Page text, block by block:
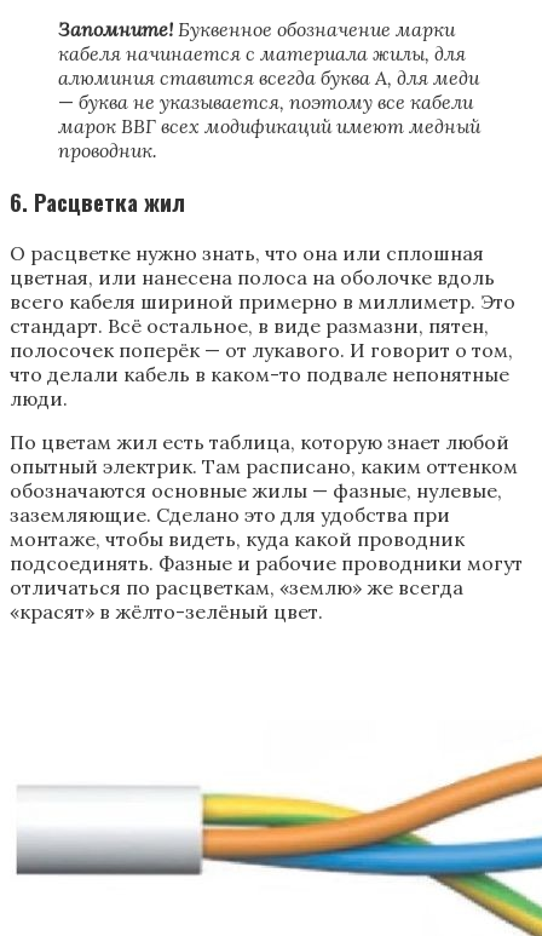
Запомните! Буквенное обозначение марки
кабеля начинается с материала жилы, для
алюминия ставится всегда буква А, для меди
— буква не указывается, поэтому все кабели
марок ВВГ всех модификаций имеют медный
проводник.
6. Расцветка жил
О расцветке нужно знать, что она или сплошная
цветная, или нанесена полоса на оболочке вдоль
всего кабеля шириной примерно в миллиметр. Это
стандарт. Всё остальное, в виде размазни, пятен,
полосочек поперёк — от лукавого. И говорит о том,
что делали кабель в каком-то подвале непонятные
люди.
По цветам жил есть таблица, которую знает любой
опытный электрик. Там расписано, каким оттенком
обозначаются основные жилы — фазные, нулевые,
заземляющие. Сделано это для удобства при
монтаже, чтобы видеть, куда какой проводник
подсоединять. Фазные и рабочие проводники могут
отличаться по расцветкам, «землю» же всегда
«красят» в жёлто-зелёный цвет.